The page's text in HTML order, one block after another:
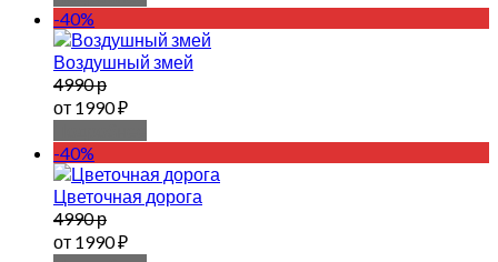
-40%
Воздушный змей
4990 р
от 1990 ₽
-40%
Цветочная дорога
4990 р
от 1990 ₽